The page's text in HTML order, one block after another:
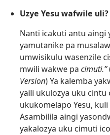
Uzye Yesu wafwile uli?
Nanti icakuti antu aingi
yamutanike pa
umwisikulu wasenzile
mwili wakwe pa cimuti.”
Version) Ya kalemba
yaili ukulozya uku cintu
ukukomelapo Yesu,
Asambilila aingi
yakalozya uku cimuti